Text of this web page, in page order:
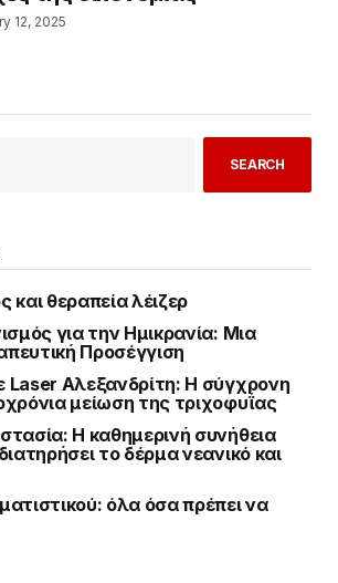
12, 2025
SEARCH
και θεραπεία λέιζερ
για την Ημικρανία: Μια
Προσέγγιση
Laser Αλεξανδρίτη: Η σύγχρονη
μείωση της τριχοφυΐας
Η καθημερινή συνήθεια
το δέρμα νεανικό και
όλα όσα πρέπει να